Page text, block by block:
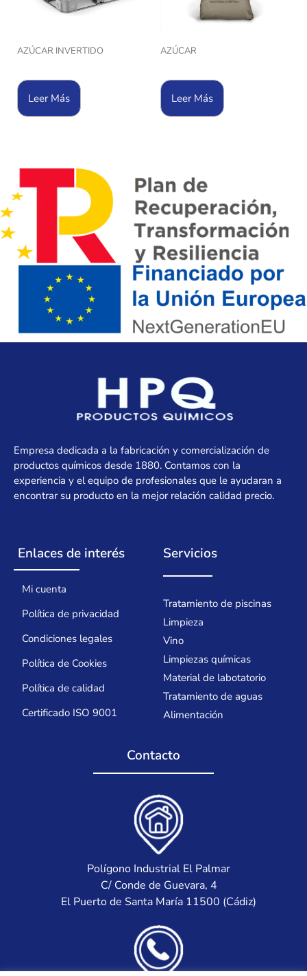
AZÚCAR INVERTIDO
Leer Más
AZÚCAR
Leer Más
Empresa dedicada a la fabricación y comercialización de
productos químicos desde 1880. Contamos con la
experiencia y el equipo de profesionales que le ayudaran a
encontrar su producto en la mejor relación calidad precio.
Enlaces de interés
Mi cuenta
Política de privacidad
Condiciones legales
Política de Cookies
Política de calidad
Certificado ISO 9001
Servicios
Tratamiento de piscinas
Limpieza
Vino
Limpiezas químicas
Material de labotatorio
Tratamiento de aguas
Alimentación
Contacto
Polígono Industrial El Palmar
C/ Conde de Guevara, 4
El Puerto de Santa María 11500 (Cádiz)